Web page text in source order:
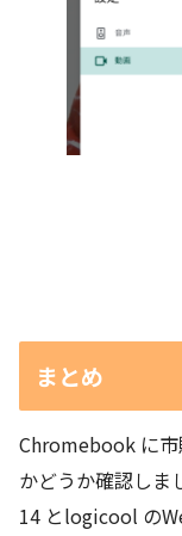
まとめ
Chromebook に市
かどうか確認し
14 とlogicool の